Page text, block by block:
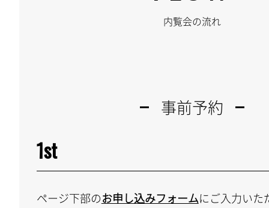
内覧会の流れ
事前予約
1st
ページ下部のお申し込みフォームにご入力いた